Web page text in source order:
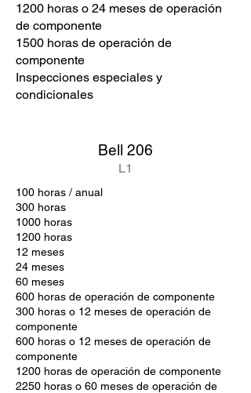
1200 horas o 24 meses de operación
de componente
1500 horas de operación de
componente
Inspecciones especiales y
condicionales
Bell 206
L1
100 horas / anual
300 horas
1000 horas
1200 horas
12 meses
24 meses
60 meses
600 horas de operación de componente
300 horas o 12 meses de operación de
componente
600 horas o 12 meses de operación de
componente
1200 horas de operación de componente
2250 horas o 60 meses de operación de